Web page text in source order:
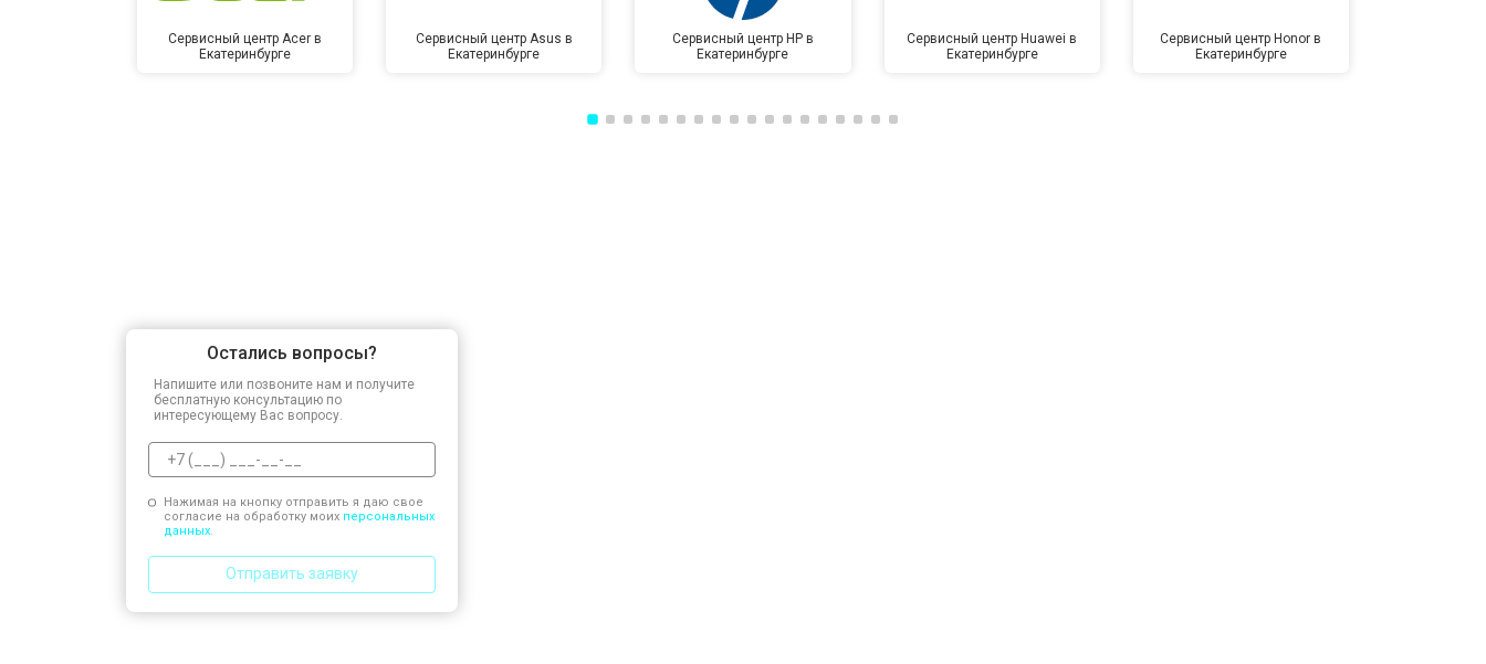
Сервисный центр Acer в
Екатеринбурге
Сервисный центр Asus в
Екатеринбурге
Сервисный центр HP в
Екатеринбурге
Сервисный центр Huawei в
Екатеринбурге
Сервисный центр Honor в
Екатеринбурге
Остались вопросы?
Напишите или позвоните нам и получите
бесплатную консультацию по
интересующему Вас вопросу.
Нажимая на кнопку отправить я даю свое
согласие на обработку моих персональных
данных.
Отправить заявку